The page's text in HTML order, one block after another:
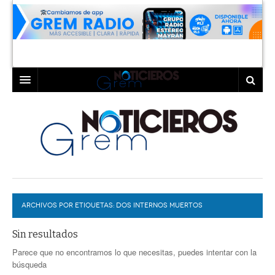
LAGUNA
TORREÓN
GÓMEZ PALACIO
LERDO
COAHUILA
DURANGO
DEPORTES
PROGRAMAS
EXA
COLABORADORES
ARCHIVOS POR ETIQUETAS: DOS INTERNOS MUERTOS
Sin resultados
Parece que no encontramos lo que necesitas, puedes intentar con la
búsqueda